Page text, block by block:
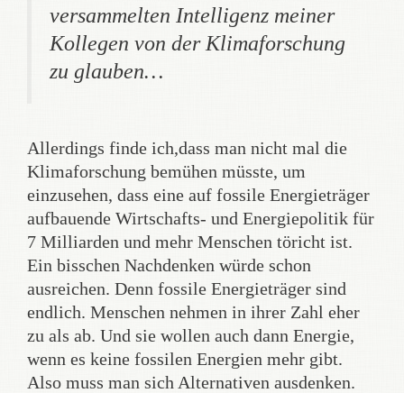
versammelten Intelligenz meiner
Kollegen von der Klimaforschung
zu glauben…
Allerdings finde ich,dass man nicht mal die
Klimaforschung bemühen müsste, um
einzusehen, dass eine auf fossile Energieträger
aufbauende Wirtschafts- und Energiepolitik für
7 Milliarden und mehr Menschen töricht ist.
Ein bisschen Nachdenken würde schon
ausreichen. Denn fossile Energieträger sind
endlich. Menschen nehmen in ihrer Zahl eher
zu als ab. Und sie wollen auch dann Energie,
wenn es keine fossilen Energien mehr gibt.
Also muss man sich Alternativen ausdenken.